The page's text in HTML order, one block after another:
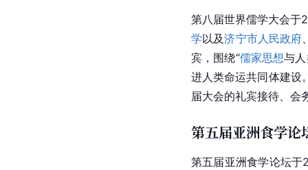
第八届世界儒学大会于
学以及济宁市人民政府
宾，围绕“儒家思想与
进人类命运共同体建设
届大会的礼宾接待、会
第五届亚洲食学论
第五届亚洲食学论坛于